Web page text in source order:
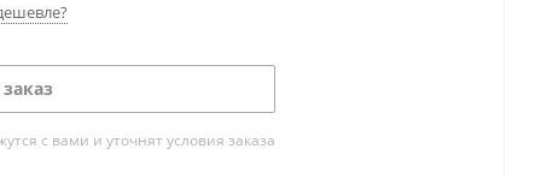
с вами и уточнят условия заказа